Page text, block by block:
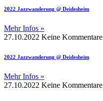
2022 Jazzwanderung @ Deidesheim
Mehr Infos »
27.10.2022 Keine Kommentare
2022 Jazzwanderung @ Deidesheim
Mehr Infos »
27.10.2022 Keine Kommentare